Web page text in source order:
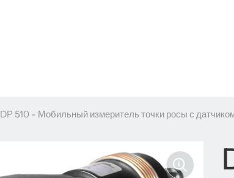
DP 510 - Мобильный измеритель точки росы с